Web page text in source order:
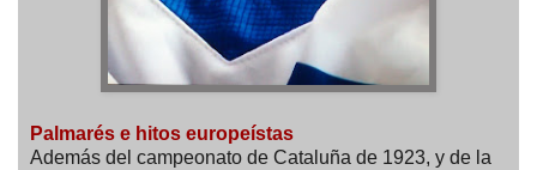
Palmarés e hitos europeístas
Además del campeonato de Cataluña de 1923, y de la